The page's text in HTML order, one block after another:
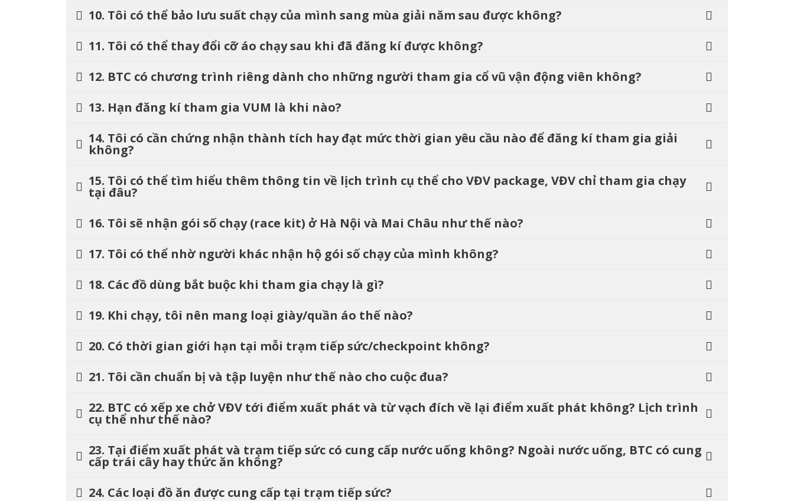
10. Tôi có thể bảo lưu suất chạy của mình sang mùa giải năm sau được không?
11. Tôi có thể thay đổi cỡ áo chạy sau khi đã đăng kí được không?
12. BTC có chương trình riêng dành cho những người tham gia cổ vũ vận động viên không?
13. Hạn đăng kí tham gia VUM là khi nào?
14. Tôi có cần chứng nhận thành tích hay đạt mức thời gian yêu cầu nào để đăng kí tham gia giải
không?
15. Tôi có thể tìm hiểu thêm thông tin về lịch trình cụ thể cho VĐV package, VĐV chỉ tham gia chạy
tại đâu?
16. Tôi sẽ nhận gói số chạy (race kit) ở Hà Nội và Mai Châu như thế nào?
17. Tôi có thể nhờ người khác nhận hộ gói số chạy của mình không?
18. Các đồ dùng bắt buộc khi tham gia chạy là gì?
19. Khi chạy, tôi nên mang loại giày/quần áo thế nào?
20. Có thời gian giới hạn tại mỗi trạm tiếp sức/checkpoint không?
21. Tôi cần chuẩn bị và tập luyện như thế nào cho cuộc đua?
22. BTC có xếp xe chở VĐV tới điểm xuất phát và từ vạch đích về lại điểm xuất phát không? Lịch trình
cụ thể như thế nào?
23. Tại điểm xuất phát và trạm tiếp sức có cung cấp nước uống không? Ngoài nước uống, BTC có cung
cấp trái cây hay thức ăn không?
24. Các loại đồ ăn được cung cấp tại trạm tiếp sức?